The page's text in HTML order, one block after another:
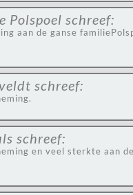
Polspoel schreef:
aan de ganse
schreef:
schreef:
en veel sterkte aan